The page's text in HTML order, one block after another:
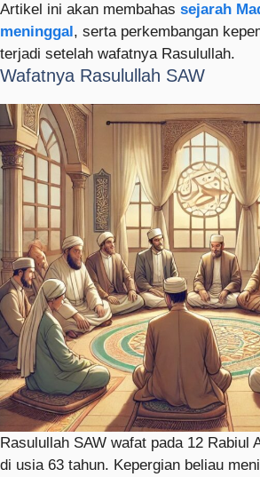
Artikel ini akan membahas sejarah
meninggal, serta perkembangan
terjadi setelah wafatnya Rasulullah.
Wafatnya Rasulullah SAW
Rasulullah SAW wafat pada 12 Rabiul
di usia 63 tahun. Kepergian beliau